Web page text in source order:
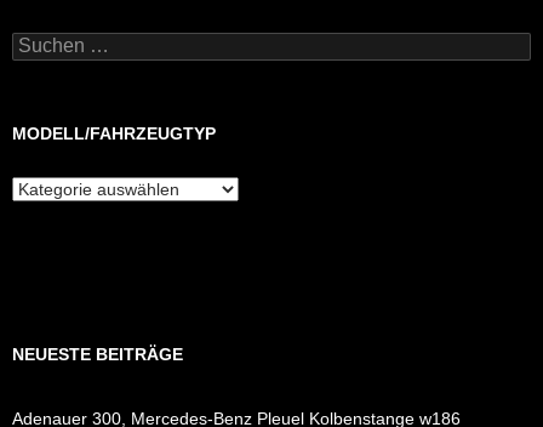
Suchen
nach:
MODELL/FAHRZEUGTYP
Modell/Fahrzeugtyp
NEUESTE BEITRÄGE
Adenauer 300, Mercedes-Benz Pleuel Kolbenstange w186